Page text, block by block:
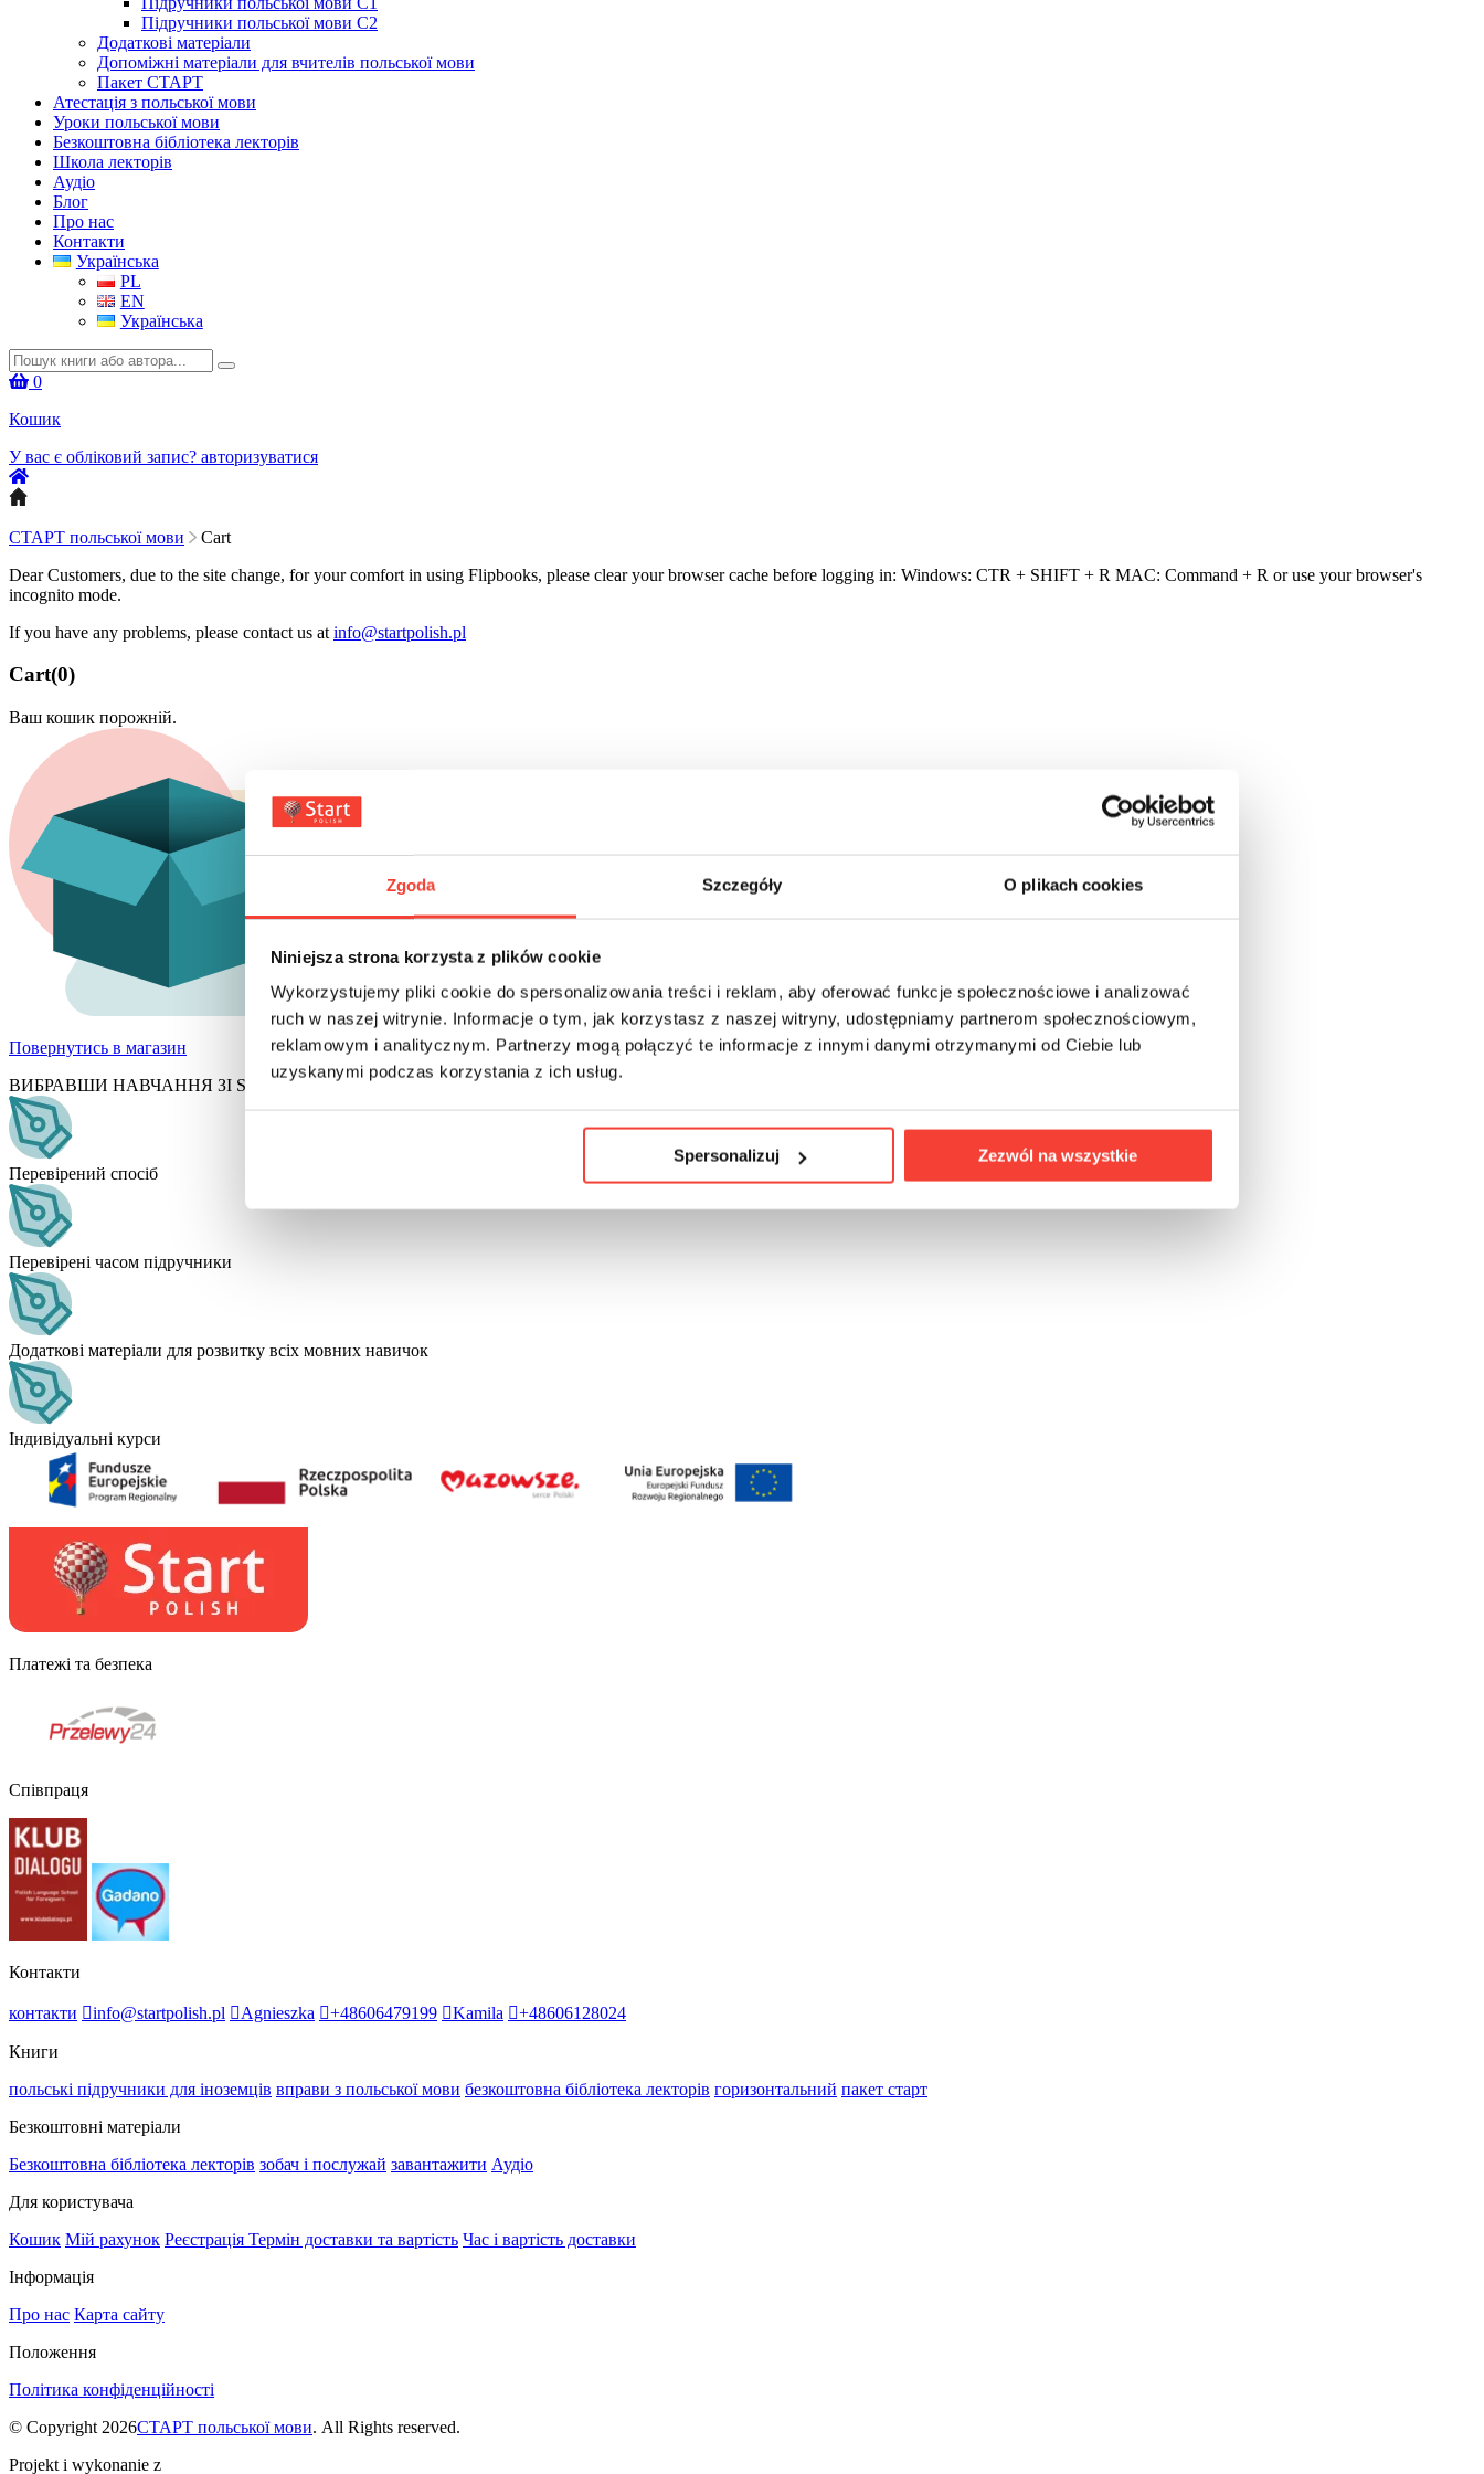
Zgoda Szczegóły O plikach cookies
Niniejsza strona korzysta z plików cookie
Wykorzystujemy pliki cookie do spersonalizowania treści i reklam, aby oferować funkcje społecznościowe i analizować
ruch w naszej witrynie. Informacje o tym, jak korzystasz z naszej witryny, udostępniamy partnerom społecznościowym,
reklamowym i analitycznym. Partnerzy mogą połączyć te informacje z innymi danymi otrzymanymi od Ciebie lub
uzyskanymi podczas korzystania z ich usług.
Spersonalizuj Zezwól na wszystkie
Підручники польської мови C2
Додаткові матеріали
Допоміжні матеріали для вчителів польської мови
Пакет СТАРТ
Атестація з польської мови
Уроки польської мови
Безкоштовна бібліотека лекторів
Школа лекторів
Аудіо
Блог
Про нас
Контакти
Українська
PL
EN
Українська
Шукати:
0
Кошик
У вас є обліковий запис? авторизуватися
СТАРТ польської мови
Cart
Dear Customers, due to the site change, for your comfort in using Flipbooks, please clear your browser cache before logging in: Windows: CTR + SHIFT + R MAC: Command + R or use your browser's
incognito mode.
If you have any problems, please contact us at info@startpolish.pl
Cart(0)
Ваш кошик порожній.
Повернутись в магазин
ВИБРАВШИ НАВЧАННЯ ЗІ START POLISH, ВИ ОТРИМУЄТЕ:
Перевірений спосіб
Перевірені часом підручники
Додаткові матеріали для розвитку всіх мовних навичок
Індивідуальні курси
Платежі та безпека
Співпраця
Контакти
контакти info@startpolish.pl Agnieszka +48606479199 Kamila +48606128024
Книги
польські підручники для іноземців вправи з польської мови безкоштовна бібліотека лекторів горизонтальний пакет старт
Безкоштовні матеріали
Безкоштовна бібліотека лекторів зобач і послужай завантажити Аудіо
Для користувача
Кошик Мій рахунок Реєстрація Термін доставки та вартість Час і вартість доставки
Інформація
Про нас Карта сайту
Положення
Політика конфіденційності
© Copyright 2026СТАРТ польської мови. All Rights reserved.
Projekt i wykonanie z